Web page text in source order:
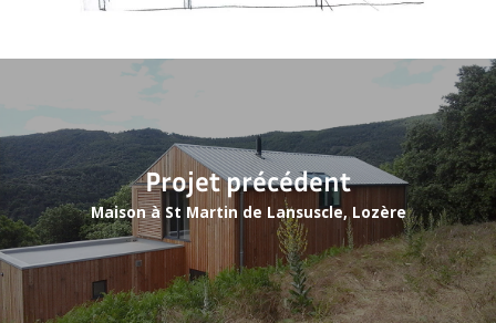
Projet précédent
Maison à St Martin de Lansuscle, Lozère